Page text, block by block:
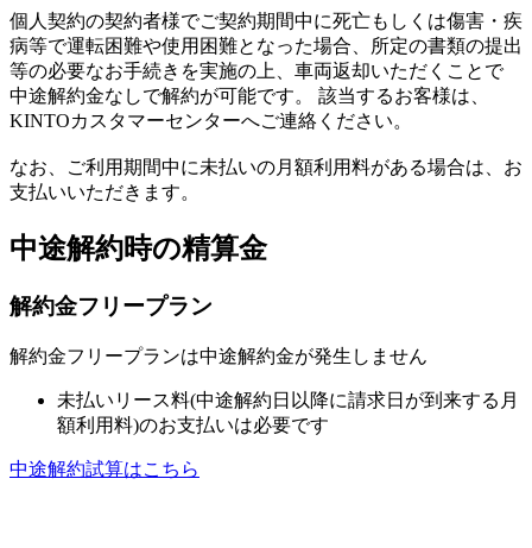
個人契約の契約者様でご契約期間中に死亡もしくは傷害・疾
病等で運転困難や使用困難となった場合 、所定の書類の提出
等の必要なお手続きを実施の上、車両返却いただくことで
中途解約金なしで解約が可能です。
該当するお客様は、
KINTOカスタマーセンターへご連絡ください。
なお、ご利用期間中に未払いの月額利用料がある場合は、お
支払いいただきます。
中途解約時の精算金
解約金フリープラン
解約金フリープランは中途解約金が発生しません
未払いリース料(中途解約日以降に請求日が到来する月
額利用料)のお支払いは必要です
中途解約試算はこちら